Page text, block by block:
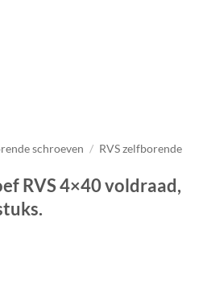
schroeven / RVS zelfborende
RVS 4×40 voldraad,